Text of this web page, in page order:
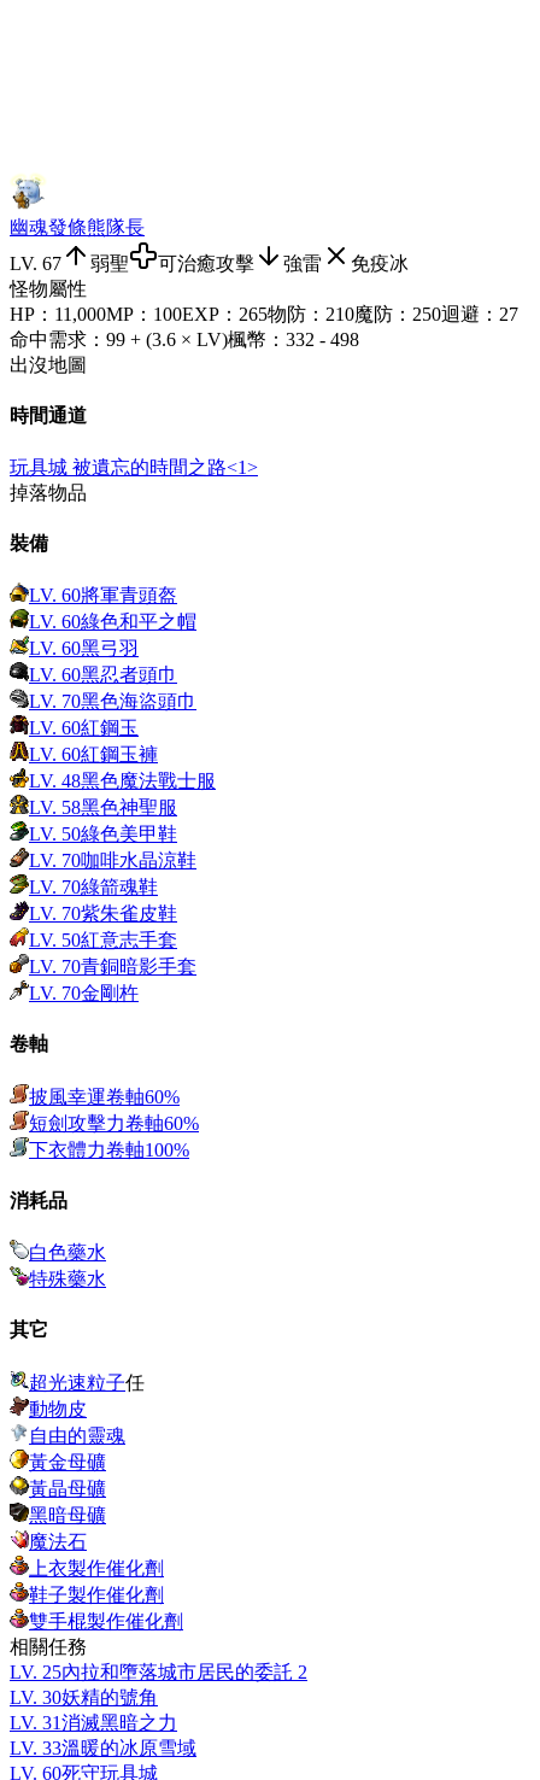
幽魂發條熊隊長
LV. 67 弱聖 可治癒攻擊 強雷
免疫冰
怪物屬性
HP ： 11,000MP ： 100EXP ： 265物防 ： 210魔防 ： 250迴避 ： 27
命中需求 ： 99 + (3.6 × LV)楓幣 ： 332 - 498
出沒地圖
時間通道
玩具城 被遺忘的時間之路<1>
掉落物品
裝備
LV. 60將軍青頭盔
LV. 60綠色和平之帽
LV. 60黑弓羽
LV. 60黑忍者頭巾
LV. 70黑色海盜頭巾
LV. 60紅鋼玉
LV. 60紅鋼玉褲
LV. 48黑色魔法戰士服
LV. 58黑色神聖服
LV. 50綠色美甲鞋
LV. 70咖啡水晶涼鞋
LV. 70綠箭魂鞋
LV. 70紫朱雀皮鞋
LV. 50紅意志手套
LV. 70青銅暗影手套
LV. 70金剛杵
卷軸
披風幸運卷軸60%
短劍攻擊力卷軸60%
下衣體力卷軸100%
消耗品
白色藥水
特殊藥水
其它
超光速粒子任
動物皮
自由的靈魂
黃金母礦
黃晶母礦
黑暗母礦
魔法石
上衣製作催化劑
鞋子製作催化劑
雙手棍製作催化劑
相關任務
LV. 25內拉和墮落城市居民的委託 2
LV. 30妖精的號角
LV. 31消滅黑暗之力
LV. 33溫暖的冰原雪域
LV. 60死守玩具城